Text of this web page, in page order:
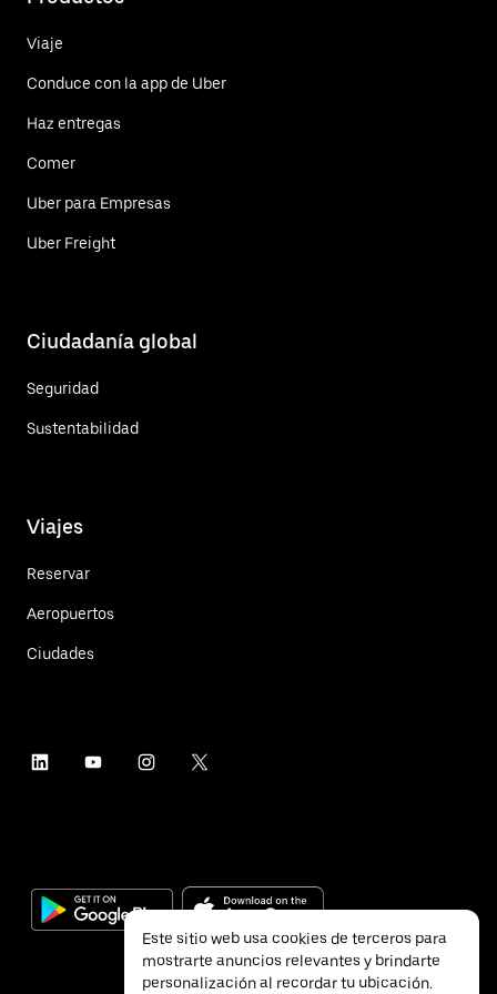
Viaje
Conduce con la app de Uber
Haz entregas
Comer
Uber para Empresas
Uber Freight
Ciudadanía global
Seguridad
Sustentabilidad
Viajes
Reservar
Aeropuertos
Ciudades
Este sitio web usa cookies de terceros para
mostrarte anuncios relevantes y brindarte
personalización al recordar tu ubicación.